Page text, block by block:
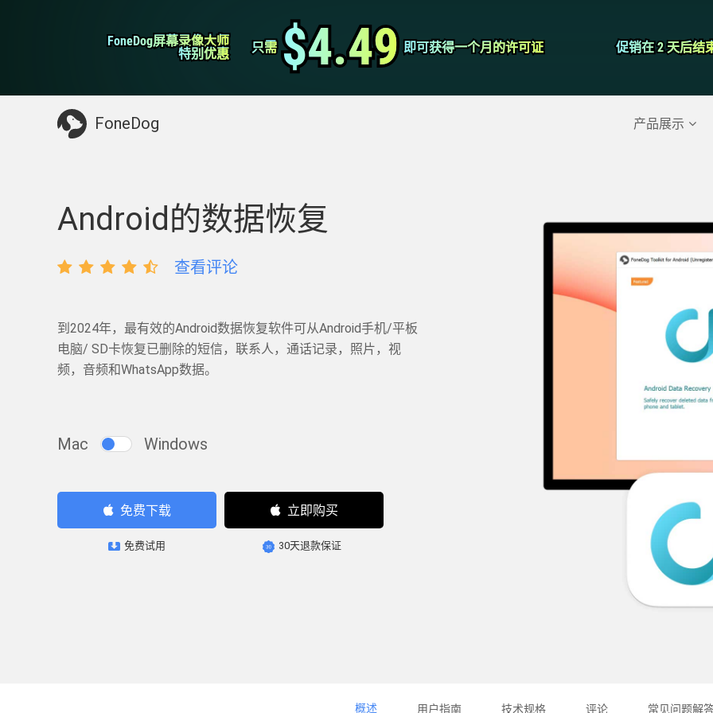
FoneDog屏幕录像大师
FoneDog屏幕录像大师
特别优惠
特别优惠 只需
只需 $4.49
$4.49 即可获得一个月的许可证
即可获得一个月的许可证 促销在 2 天后结
促销在 2 天后结
FoneDog 产品展示
iPhone清理 屏幕录影大师
你可能需要的东西：
Android的数据恢复
查看评论
到2024年，最有效的Android数据恢复软件可从Android手机/平板
电脑/ SD卡恢复已删除的短信，联系人，通话记录，照片，视
频，音频和WhatsApp数据。
Mac Windows
免费下载
免费试用
立即购买
30天退款保证
概述 用户指南 技术规格 评论 常见问题解